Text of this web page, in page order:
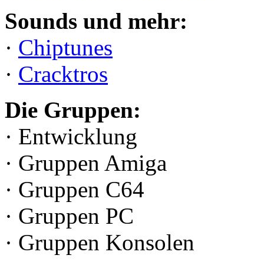
Sounds und mehr:
· Chiptunes
· Cracktros
Die Gruppen:
· Entwicklung
· Gruppen Amiga
· Gruppen C64
· Gruppen PC
· Gruppen Konsolen